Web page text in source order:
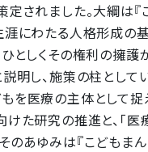
されました。大綱は『
にわたる人格形成の
としくその権利の擁護
明し、施策の柱としてい
医療の主体として捉
た研究の推進と、「
あゆみは『こどもま